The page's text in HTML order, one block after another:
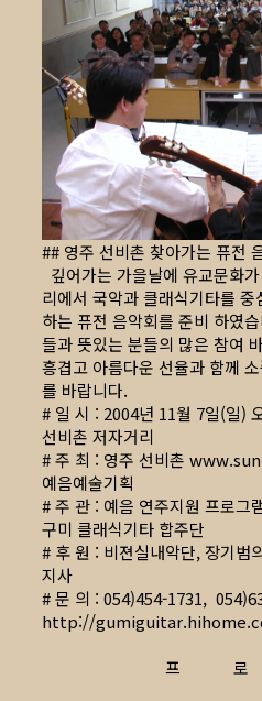
## 영주 선비촌 찾아가는 퓨전
깊어가는 가을날에 유교문화
리에서 국악과 클래식기타를 중
하는 퓨전 음악회를 준비 하였
들과 뜻있는 분들의 많은 참여
흥겹고 아름다운 선율과 함께
를 바랍니다.
# 일 시 : 2004년 11월 7일(
선비촌 저자거리
# 주 최 : 영주 선비촌
예음예술기획
# 주 관 : 예음 연주지원 프로그
구미 클래식기타 합주단
# 후 원 : 비젼실내악단, 장기범
지사
# 문 의 : 054)454-1731,
http://
프 로